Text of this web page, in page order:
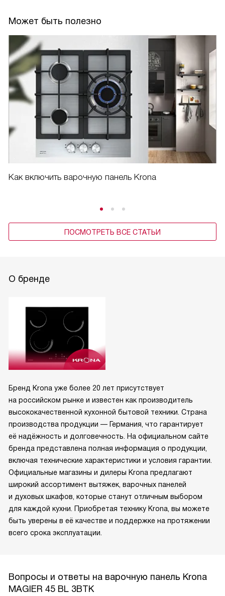
Может быть полезно
Как включить варочную панель Krona
ПОСМОТРЕТЬ ВСЕ СТАТЬИ
Вес панели всего 8.8 кг, что делает ее достаточно легкой
Я довольна покупкой. Панель прекрасно выполняет свои
функции, обеспечивая комфорт и удобство при
приготовлении пищи.
О бренде
Бренд Krona уже более 20 лет присутствует
на российском рынке и известен как производитель
высококачественной кухонной бытовой техники. Страна
производства продукции — Германия, что гарантирует
её надёжность и долговечность. На официальном сайте
бренда представлена полная информация о продукции,
включая технические характеристики и условия гарантии.
Официальные магазины и дилеры Krona предлагают
широкий ассортимент вытяжек, варочных панелей
и духовых шкафов, которые станут отличным выбором
для каждой кухни. Приобретая технику Krona, вы можете
быть уверены в её качестве и поддержке на протяжении
всего срока эксплуатации.
Вопросы и ответы на варочную панель Krona
MAGIER 45 BL 3BTK